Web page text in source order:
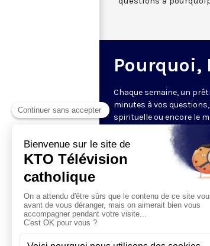
Pourquoi,
Chaque semaine, un
minutes à vos
spirituelle ou encore le
Cette année, ce sont
Rigail, Thibaut de
Thierry Ndjandjo qui
réflexion et leur éclairage.
à